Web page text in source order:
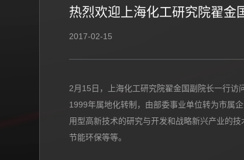
热烈欢迎上海化工研究院翟金
2月15日，上海化工研究院翟金国副院长一行访
1999年属地化转制，由部委事业单位转为市属
用型高新技术的研究与开发和战略新兴产业的